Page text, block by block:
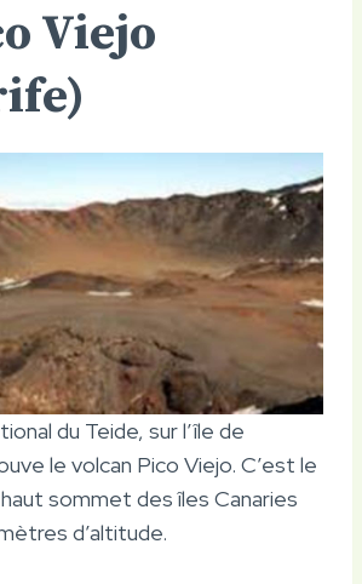
Viejo
du Teide, sur l’île de
le volcan Pico Viejo. C’est le
sommet des îles Canaries
d’altitude.